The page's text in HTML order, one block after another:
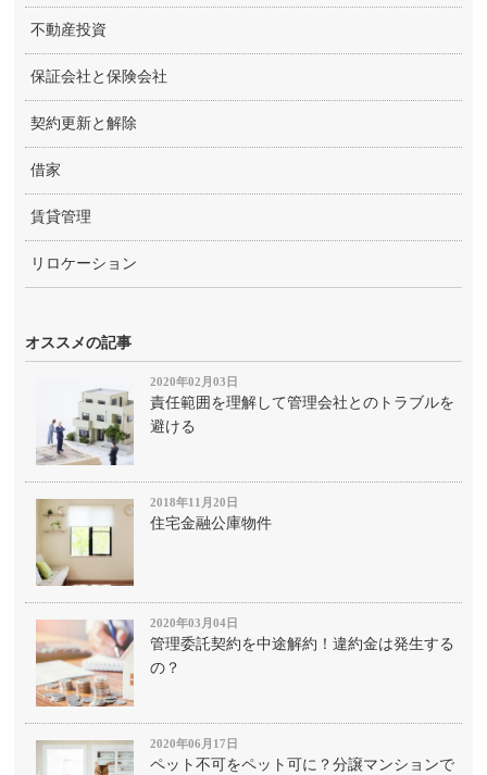
不動産投資
保証会社と保険会社
契約更新と解除
借家
賃貸管理
リロケーション
オススメの記事
2020年02月03日
責任範囲を理解して管理会社とのトラブルを
避ける
2018年11月20日
住宅金融公庫物件
2020年03月04日
管理委託契約を中途解約！違約金は発生する
の？
2020年06月17日
ペット不可をペット可に？分譲マンションで